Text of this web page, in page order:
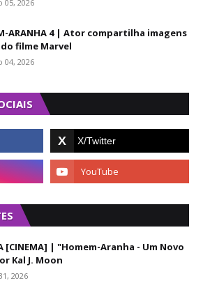
05, 2026
ARANHA 4 | Ator compartilha imagens
filme Marvel
04, 2026
[CINEMA] | "Homem-Aranha - Um Novo
Kal J. Moon
2026